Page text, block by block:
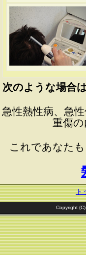
次のような場合
急性熱性病、急
重傷
これであなた
ト
Copyright